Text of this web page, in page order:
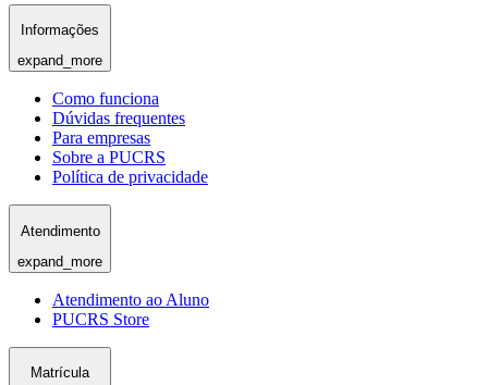
Informações
expand_more
Como funciona
Dúvidas frequentes
Para empresas
Sobre a PUCRS
Política de privacidade
Atendimento
expand_more
Atendimento ao Aluno
PUCRS Store
Matrícula